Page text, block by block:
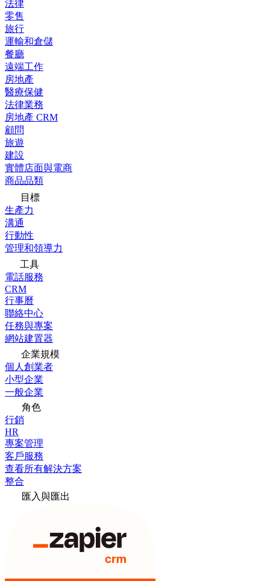
法律
零售
旅行
運輸和倉儲
餐廳
遠端工作
房地產
醫療保健
法律業務
房地產 CRM
顧問
旅遊
建設
實體店面與電商
商品品類
目標
生產力
溝通
行動性
管理和領導力
工具
電話服務
CRM
行事曆
聯絡中心
任務與專案
網站建置器
企業規模
個人創業者
小型企業
一般企業
角色
行銷
HR
專案管理
客戶服務
查看所有解決方案
整合
匯入與匯出